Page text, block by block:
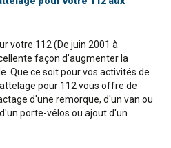
votre 112 (De juin 2001 à
façon d’augmenter la
Que ce soit pour vos activités de
pour 112 vous offre de
d'une remorque, d'un van ou
porte-vélos ou ajout d'un